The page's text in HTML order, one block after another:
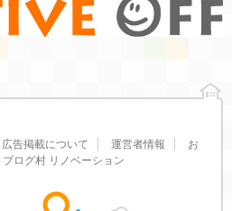
広告掲載について 運営者情報
お
ブログ村 リノベーション